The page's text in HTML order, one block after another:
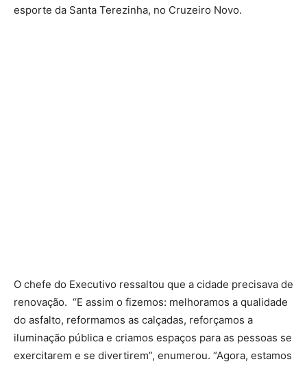
esporte da Santa Terezinha, no Cruzeiro Novo.
O chefe do Executivo ressaltou que a cidade precisava de
renovação. “E assim o fizemos: melhoramos a qualidade
do asfalto, reformamos as calçadas, reforçamos a
iluminação pública e criamos espaços para as pessoas se
exercitarem e se divertirem”, enumerou. “Agora, estamos